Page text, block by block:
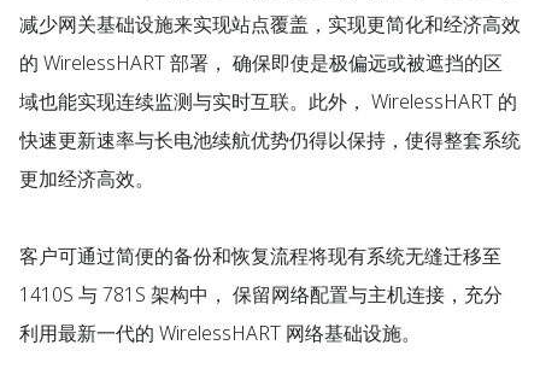
减少网关基础设施来实现站点覆盖，实现更简化和经济高效
的 WirelessHART 部署， 确保即使是极偏远或被遮挡的区
域也能实现连续监测与实时互联。此外， WirelessHART 的
快速更新速率与长电池续航优势仍得以保持，使得整套系统
更加经济高效。
客户可通过简便的备份和恢复流程将现有系统无缝迁移至
1410S 与 781S 架构中， 保留网络配置与主机连接，充分
利用最新一代的 WirelessHART 网络基础设施。